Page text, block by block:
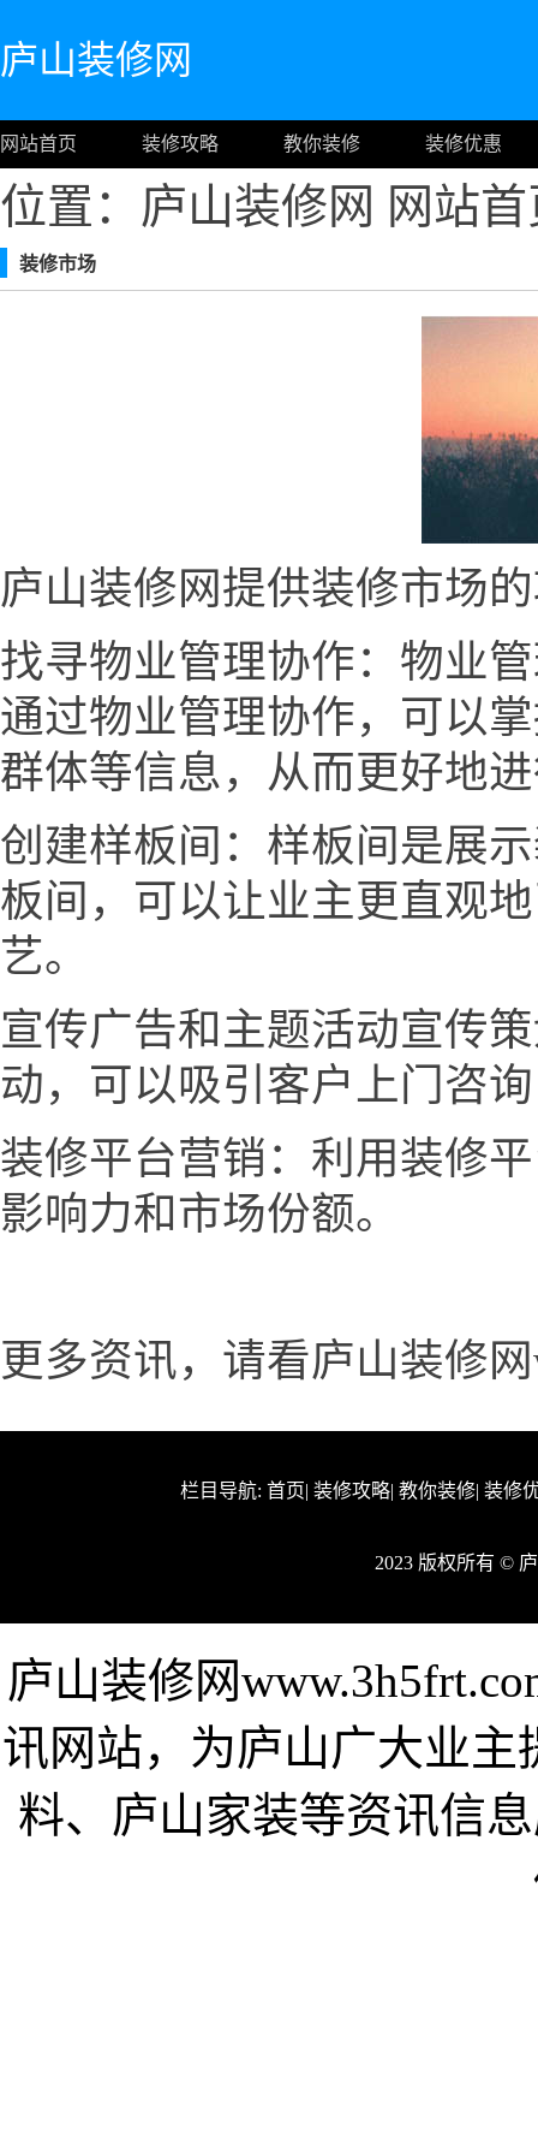
庐山装修网
网站首页 装修攻略 教你装修 装修优惠
位置：庐山装修网 网站
装修市场
庐山装修网提供装修市场
找寻物业管理协作：物业
通过物业管理协作，可以
群体等信息，从而更好地
创建样板间：样板间是展
板间，可以让业主更直观
艺。
宣传广告和主题活动宣传
动，可以吸引客户上门咨
装修平台营销：利用装修
影响力和市场份额。
更多资讯，请看庐山装修
栏目导航: 首页| 装修攻略| 教你装修| 装修
2023 版权所有 ©
庐山装修网
讯网站，为庐山广大业
料、庐山家装等资讯信